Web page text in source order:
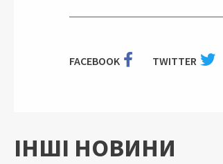
FACEBOOK TWITTER
ІНШІ НОВИНИ